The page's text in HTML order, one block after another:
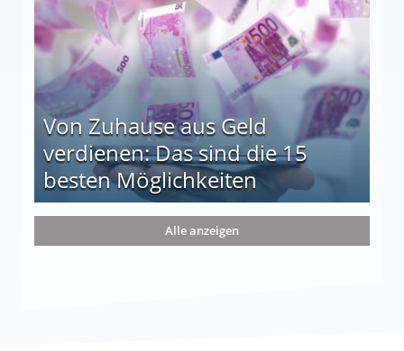
Von Zuhause aus Geld
verdienen: Das sind die 15
besten Möglichkeiten
die 15 besten Möglichkeiten
Alle anzeigen